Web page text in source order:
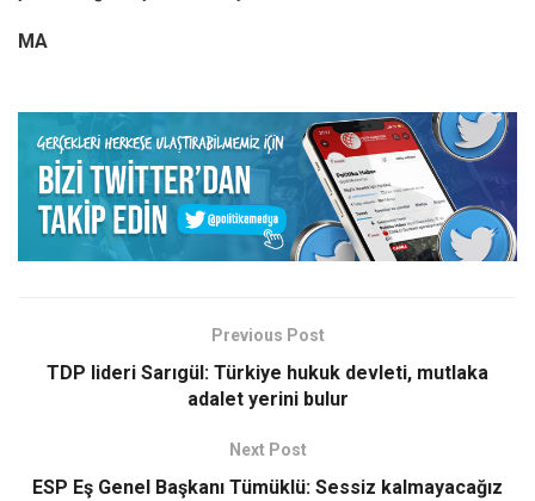
MA
Previous Post
TDP lideri Sarıgül: Türkiye hukuk devleti, mutlaka
adalet yerini bulur
Next Post
ESP Eş Genel Başkanı Tümüklü: Sessiz kalmayacağız